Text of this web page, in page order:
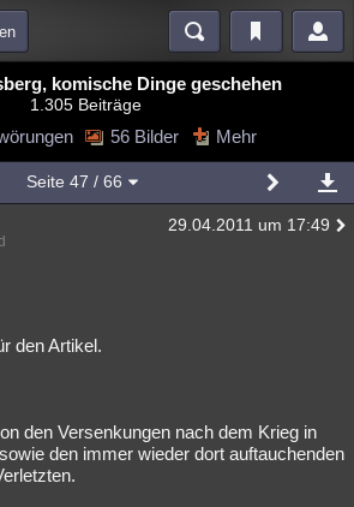
Blogs Videos
Mystery Kriminalfälle
Gruppen Gaming Filme
komische Dinge geschehen
1.305 Beiträge
56 Bilder Mehr
Seite 47 / 66
29.04.2011 um 17:49
den Artikel.
den Versenkungen nach dem Krieg in
den immer wieder dort auftauchenden